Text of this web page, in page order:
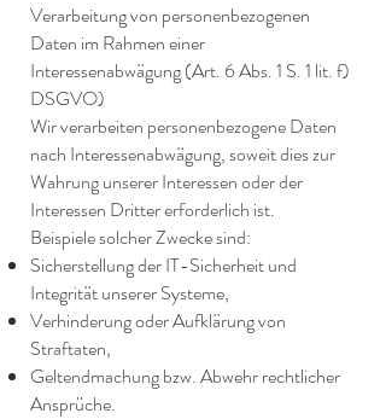
Verarbeitung von personenbezogenen
Daten im Rahmen einer
Interessenabwägung (Art. 6 Abs. 1 S. 1 lit. f)
DSGVO)
Wir verarbeiten personenbezogene Daten
nach Interessenabwägung, soweit dies zur
Wahrung unserer Interessen oder der
Interessen Dritter erforderlich ist.
Beispiele solcher Zwecke sind:
Sicherstellung der IT-Sicherheit und
Integrität unserer Systeme,
Verhinderung oder Aufklärung von
Straftaten,
Geltendmachung bzw. Abwehr rechtlicher
Ansprüche.